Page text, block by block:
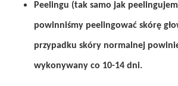
Peelingu (tak samo jak
powinniśmy peelingować skórę
przypadku skóry normalnej
wykonywany co 10-14 dni.